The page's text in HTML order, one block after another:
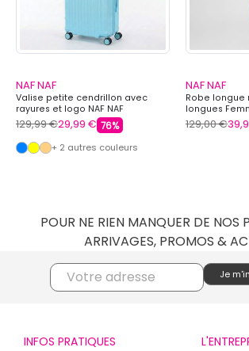
NAF NAF
Valise petite cendrillon avec
rayures et logo NAF NAF
129,99 €29,99 € 76%
+ 2 autres couleurs
NAF NAF
Robe longue
longues
129,00 €
POUR NE RIEN MANQUER DE NOS
ARRIVAGES, PROMOS &
INFOS PRATIQUES